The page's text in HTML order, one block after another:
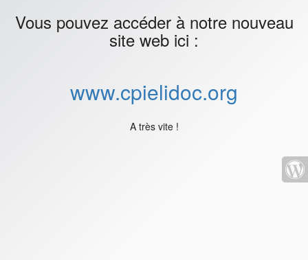
Vous pouvez accéder à notre nouveau
site web ici :
www.cpielidoc.org
A très vite !